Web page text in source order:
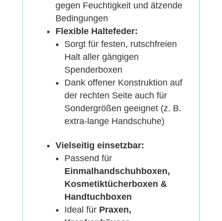
gegen Feuchtigkeit und ätzende
Bedingungen
Flexible Haltefeder:
Sorgt für festen, rutschfreien
Halt aller gängigen
Spenderboxen
Dank offener Konstruktion auf
der rechten Seite auch für
Sondergrößen geeignet (z. B.
extra-lange Handschuhe)
Vielseitig einsetzbar:
Passend für
Einmalhandschuhboxen,
Kosmetiktücherboxen &
Handtuchboxen
Ideal für Praxen,